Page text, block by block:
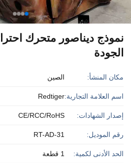
نموذج ديناصور متحرك
الجودة
مكان المنشأ: الصين
اسم العلامة التجارية:Redtiger
إصدار الشهادات: CE/RCC/RoHS
رقم الموديل: RT-AD-31
الحد الأدنى لكمية: 1 قطعة